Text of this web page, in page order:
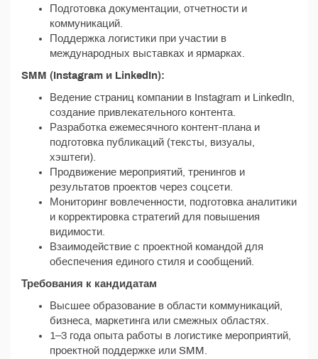
Подготовка документации, отчетности и
коммуникаций.
Поддержка логистики при участии в
международных выставках и ярмарках.
SMM (Instagram и LinkedIn):
Ведение страниц компании в Instagram и LinkedIn,
создание привлекательного контента.
Разработка ежемесячного контент-плана и
подготовка публикаций (тексты, визуалы,
хэштеги).
Продвижение мероприятий, тренингов и
результатов проектов через соцсети.
Мониторинг вовлеченности, подготовка аналитики
и корректировка стратегий для повышения
видимости.
Взаимодействие с проектной командой для
обеспечения единого стиля и сообщений.
Требования к кандидатам
Высшее образование в области коммуникаций,
бизнеса, маркетинга или смежных областях.
1–3 года опыта работы в логистике мероприятий,
проектной поддержке или SMM.